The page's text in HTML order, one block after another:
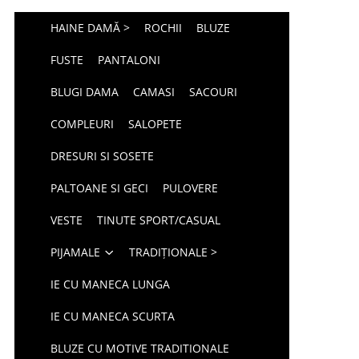
HAINE DAMĂ > ROCHII BLUZE
FUSTE PANTALONI
BLUGI DAMA CAMASI SACOURI
COMPLEURI SALOPETE
DRESURI SI SOSETE
PALTOANE SI GECI PULOVERE
VESTE TINUTE SPORT/CASUAL
PIJAMALE TRADIȚIONALE >
IE CU MANECA LUNGA
IE CU MANECA SCURTA
BLUZE CU MOTIVE TRADITIONALE